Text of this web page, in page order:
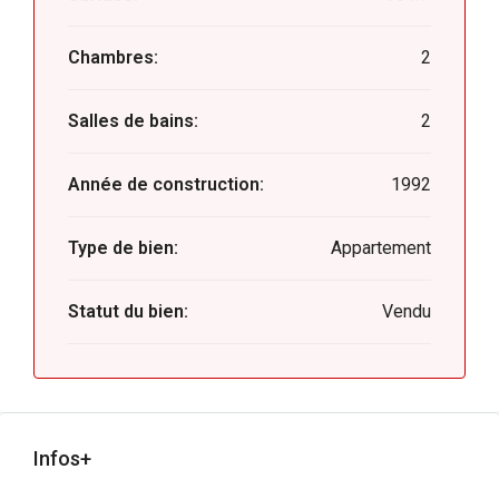
Chambres: 2
Salles de bains: 2
Année de construction: 1992
Type de bien: Appartement
Statut du bien: Vendu
Infos+